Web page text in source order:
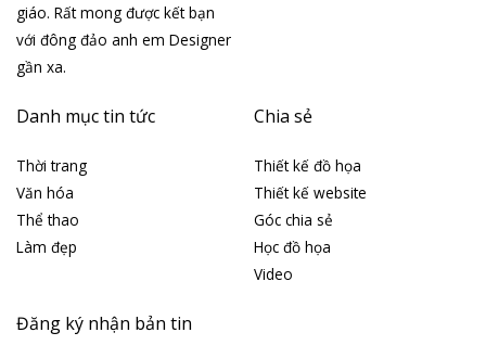
giáo. Rất mong được kết bạn
với đông đảo anh em Designer
gần xa.
Danh mục tin tức
Thời trang
Văn hóa
Thể thao
Làm đẹp
Chia sẻ
Thiết kế đồ họa
Thiết kế website
Góc chia sẻ
Học đồ họa
Video
Đăng ký nhận bản tin